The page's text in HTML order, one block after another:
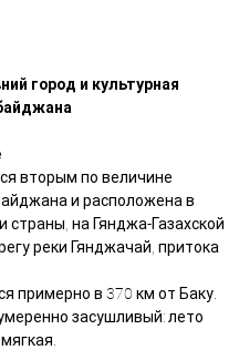
город и культурная
вторым по величине
и расположена в
страны, на Гянджа-Газахской
реки Гянджачай, притока
примерно в 370 км от Баку.
засушливый: лето